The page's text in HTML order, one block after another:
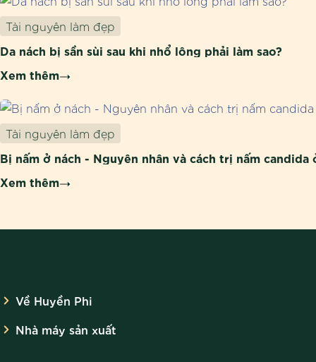
Tài nguyên làm đẹp
Da nách bị sần sùi sau khi nhổ lông phải làm sao?
Xem thêm
Tài nguyên làm đẹp
Bị nấm ở nách - Nguyên nhân và cách trị nấm candida
Xem thêm
Về Huyền Phi
Nhà máy sản xuất